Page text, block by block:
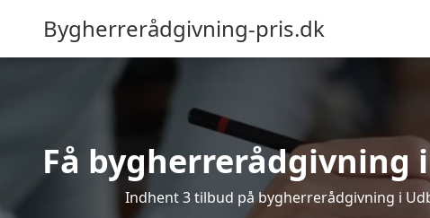
Bygherrerådgivning-pris.dk
Få bygherrerådgivning
Indhent 3 tilbud på bygherrerådgivning i